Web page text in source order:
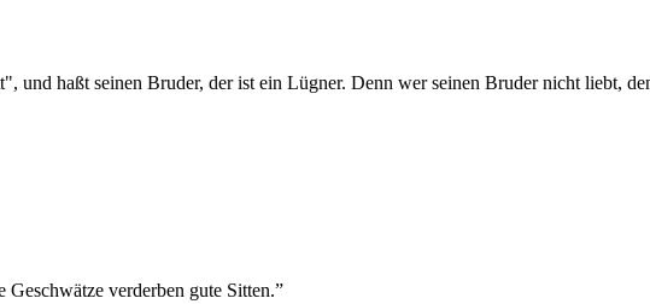
und haßt seinen Bruder, der ist ein Lügner. Denn wer seinen Bruder nicht liebt,
verderben gute Sitten.”